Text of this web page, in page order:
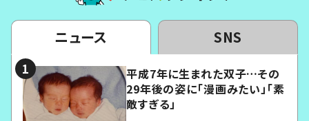
ニュース SNS
平成7年に生まれた双子…その
29年後の姿に「漫画みたい」「素
敵すぎる」